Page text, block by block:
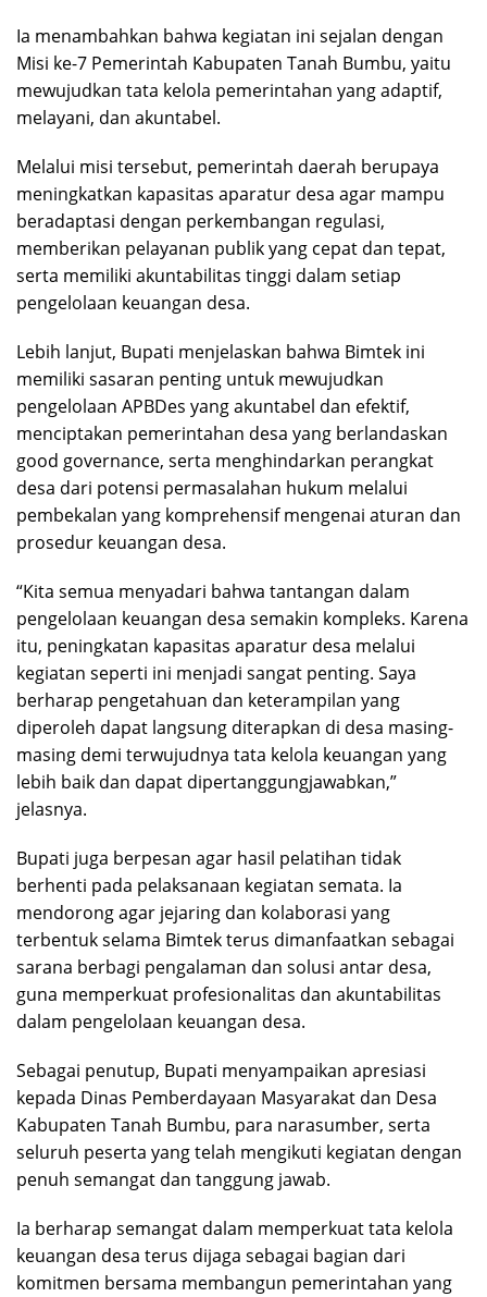
Ia menambahkan bahwa kegiatan ini sejalan dengan
Misi ke-7 Pemerintah Kabupaten Tanah Bumbu, yaitu
mewujudkan tata kelola pemerintahan yang adaptif,
melayani, dan akuntabel.
Melalui misi tersebut, pemerintah daerah berupaya
meningkatkan kapasitas aparatur desa agar mampu
beradaptasi dengan perkembangan regulasi,
memberikan pelayanan publik yang cepat dan tepat,
serta memiliki akuntabilitas tinggi dalam setiap
pengelolaan keuangan desa.
Lebih lanjut, Bupati menjelaskan bahwa Bimtek ini
memiliki sasaran penting untuk mewujudkan
pengelolaan APBDes yang akuntabel dan efektif,
menciptakan pemerintahan desa yang berlandaskan
good governance, serta menghindarkan perangkat
desa dari potensi permasalahan hukum melalui
pembekalan yang komprehensif mengenai aturan dan
prosedur keuangan desa.
“Kita semua menyadari bahwa tantangan dalam
pengelolaan keuangan desa semakin kompleks. Karena
itu, peningkatan kapasitas aparatur desa melalui
kegiatan seperti ini menjadi sangat penting. Saya
berharap pengetahuan dan keterampilan yang
diperoleh dapat langsung diterapkan di desa masing-
masing demi terwujudnya tata kelola keuangan yang
lebih baik dan dapat dipertanggungjawabkan,”
jelasnya.
Bupati juga berpesan agar hasil pelatihan tidak
berhenti pada pelaksanaan kegiatan semata. Ia
mendorong agar jejaring dan kolaborasi yang
terbentuk selama Bimtek terus dimanfaatkan sebagai
sarana berbagi pengalaman dan solusi antar desa,
guna memperkuat profesionalitas dan akuntabilitas
dalam pengelolaan keuangan desa.
Sebagai penutup, Bupati menyampaikan apresiasi
kepada Dinas Pemberdayaan Masyarakat dan Desa
Kabupaten Tanah Bumbu, para narasumber, serta
seluruh peserta yang telah mengikuti kegiatan dengan
penuh semangat dan tanggung jawab.
Ia berharap semangat dalam memperkuat tata kelola
keuangan desa terus dijaga sebagai bagian dari
komitmen bersama membangun pemerintahan yang